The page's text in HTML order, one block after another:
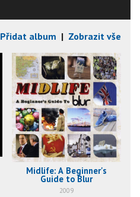
Přidat album | Zobrazit vše
Midlife: A Beginner's
Guide to Blur
2009